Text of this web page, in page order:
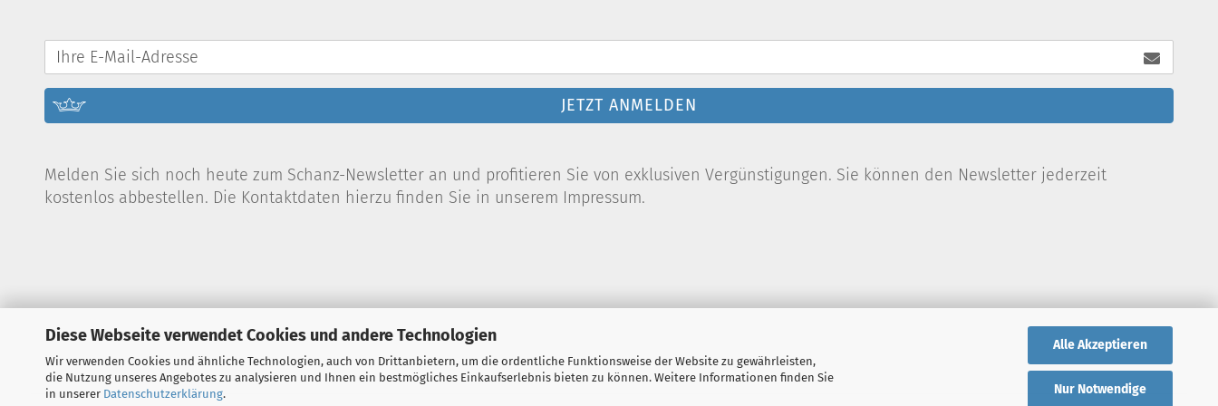
Diese Webseite verwendet Cookies und andere Technologien
Wir verwenden Cookies und ähnliche Technologien, auch von Drittanbietern, um die ordentliche Funktionsweise der Website zu gewährleisten,
die Nutzung unseres Angebotes zu analysieren und Ihnen ein bestmögliches Einkaufserlebnis bieten zu können. Weitere Informationen finden Sie
in unserer Datenschutzerklärung.
Alle Akzeptieren
Nur Notwendige
JETZT ANMELDEN
Melden Sie sich noch heute zum Schanz-Newsletter an und profitieren Sie von exklusiven Vergünstigungen. Sie können den Newsletter jederzeit
kostenlos abbestellen. Die Kontaktdaten hierzu finden Sie in unserem Impressum.